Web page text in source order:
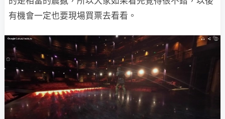
有機會一定也要現場買票去看看。